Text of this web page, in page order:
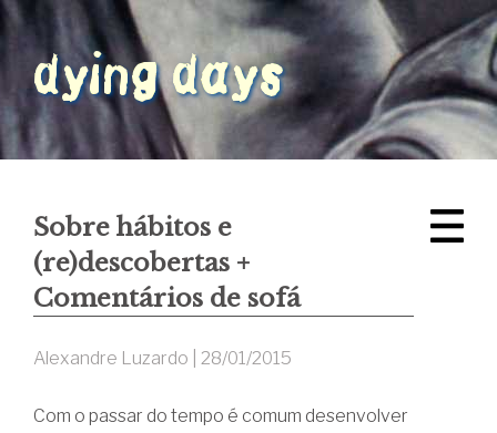
Sobre hábitos e
(re)descobertas +
Comentários de sofá
Alexandre Luzardo | 28/01/2015
Com o passar do tempo é comum desenvolver